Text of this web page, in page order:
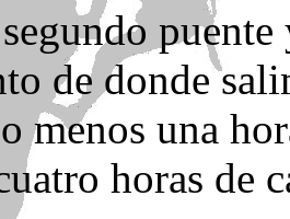
de donde
menos una
horas de